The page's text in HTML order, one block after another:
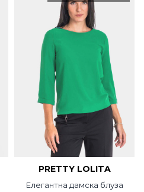
PRETTY LOLITA
Елегантна дамска блуза